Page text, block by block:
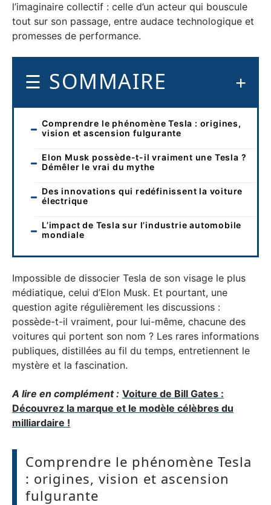
l’imaginaire collectif : celle d’un acteur qui bouscule
tout sur son passage, entre audace technologique et
promesses de performance.
SOMMAIRE
Comprendre le phénomène Tesla : origines,
vision et ascension fulgurante
Elon Musk possède-t-il vraiment une Tesla ?
Démêler le vrai du mythe
Des innovations qui redéfinissent la voiture
électrique
L’impact de Tesla sur l’industrie automobile
mondiale
Impossible de dissocier Tesla de son visage le plus
médiatique, celui d’Elon Musk. Et pourtant, une
question agite régulièrement les discussions :
possède-t-il vraiment, pour lui-même, chacune des
voitures qui portent son nom ? Les rares informations
publiques, distillées au fil du temps, entretiennent le
mystère et la fascination.
A lire en complément : Voiture de Bill Gates :
Découvrez la marque et le modèle célèbres du
milliardaire !
Comprendre le phénomène Tesla
: origines, vision et ascension
fulgurante